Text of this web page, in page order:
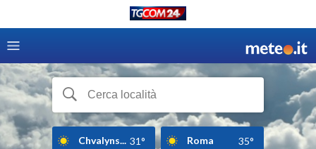
Chvalyns... 31° Roma 35°